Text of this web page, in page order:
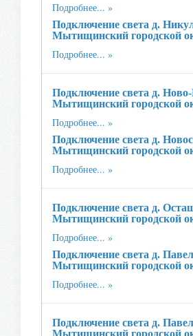
Подробнее...
Подключение света д.
Мытищинский городской
Подробнее...
Подключение света д. Ново-
Мытищинский городской
Подробнее...
Подключение света д.
Мытищинский городской
Подробнее...
Подключение света д.
Мытищинский городской
Подробнее...
Подключение света д.
Мытищинский городской
Подробнее...
Подключение света д.
Мытищинский городской